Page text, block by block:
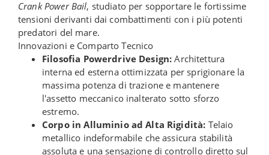
Crank Power Bail, studiato per sopportare le fortissime
tensioni derivanti dai combattimenti con i più potenti
predatori del mare.
Innovazioni e Comparto Tecnico
Filosofia Powerdrive Design: Architettura
interna ed esterna ottimizzata per sprigionare la
massima potenza di trazione e mantenere
l'assetto meccanico inalterato sotto sforzo
estremo.
Corpo in Alluminio ad Alta Rigidità: Telaio
metallico indeformabile che assicura stabilità
assoluta e una sensazione di controllo diretto sul